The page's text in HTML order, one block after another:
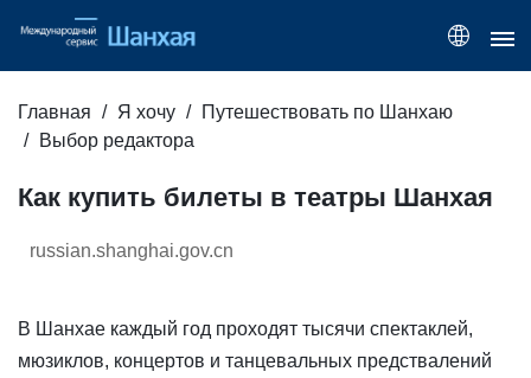
Главная Я хочу
Путешествовать по Шанхаю
Выбор редактора
Как купить билеты в театры Шанхая
russian.shanghai.gov.cn
В Шанхае каждый год проходят тысячи спектаклей,
мюзиклов, концертов и танцевальных предствалений